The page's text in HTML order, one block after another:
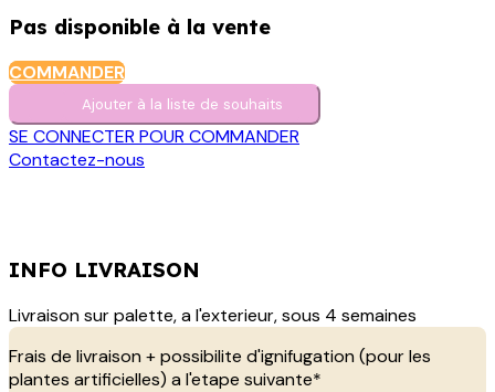
Pas disponible à la vente
COMMANDER
Ajouter à la liste de s​o​uh​aits
SE CONNECTER POUR COMMANDER
Contactez-nous
INFO LIVRAISON
Livraison sur palette, a l'exterieur, sous 4 semaines
Frais de livraison + possibilite d'ignifugation (pour les
plantes artificielles) a l'etape suivante*